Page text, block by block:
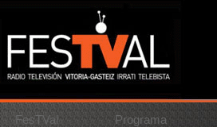
FesTVal Programa